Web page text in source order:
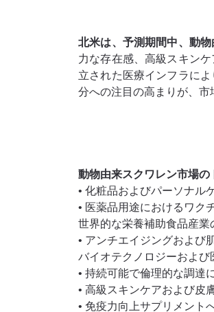
北米は、予測期間中、動
力な存在感、高級スキン
立された医療インフラに
分への注目の高まりが、市
動物由来スクワレン市場の
• 化粧品およびパーソナル
• 医薬品用途におけるワク
世界的な栄養補助食品産業
• アンチエイジングおよび
バイオテクノロジーおよ
• 持続可能で倫理的な調達
• 高級スキンケアおよび皮
• 免疫力向上サプリメント